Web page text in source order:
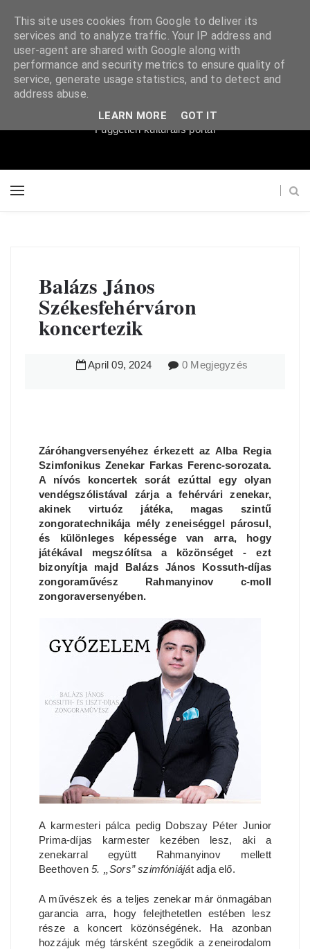
Súgópéldány
Független kulturális portál
Balázs János
Székesfehérváron
koncertezik
April 09, 2024 0 Megjegyzés
Záróhangversenyéhez érkezett az Alba Regia
Szimfonikus Zenekar Farkas Ferenc-sorozata.
A nívós koncertek sorát ezúttal egy olyan
vendégszólistával zárja a fehérvári zenekar,
akinek virtuóz játéka, magas szintű
zongoratechnikája mély zeneiséggel párosul,
és különleges képessége van arra, hogy
játékával megszólítsa a közönséget - ezt
bizonyítja majd Balázs János Kossuth-díjas
zongoraművész Rahmanyinov c-moll
zongoraversenyében.
A karmesteri pálca pedig Dobszay Péter Junior
Prima-díjas karmester kezében lesz, aki a
zenekarral együtt Rahmanyinov mellett
Beethoven5. Sors” szimfóniáját adja elő.
A művészek és a teljes zenekar már önmagában
garancia arra, hogy felejthetetlen estében lesz
része a koncert közönségének. Ha azonban
hozzájuk még társként szegődik a zeneirodalom
This site uses cookies from Google to deliver its
services and to analyze traffic. Your IP address and
user-agent are shared with Google along with
performance and security metrics to ensure quality of
service, generate usage statistics, and to detect and
address abuse.
LEARN MORE GOT IT